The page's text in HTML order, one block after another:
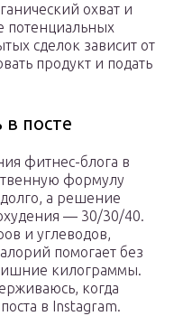
охват и
потенциальных
сделок зависит от
продукт и подать
в посте
фитнес-блога в
формулу
а решение
— 30/30/40.
и углеводов,
помогает без
килограммы.
когда
в Instagram.